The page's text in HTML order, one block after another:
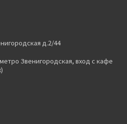
д.2/44
Звенигородская, вход с кафе